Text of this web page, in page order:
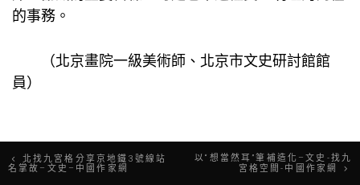
的事務。
（北京畫院一級美術師、北京市文史研討館館
員）
文北找九宮格分享京地鐵3號線站
名掌故–文史–中國作家網
以“想當然耳”筆補造化–文史-找九
宮格空間-中國作家網